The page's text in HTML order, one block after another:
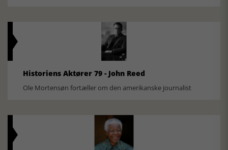
Historiens Aktører 79 - John Reed
Ole Mortensøn fortæller om den amerikanske journalist